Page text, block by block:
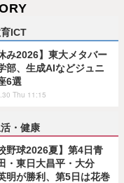
ICT
み2026】東大メタバー
部、生成AIなどジュニ
6選
Thu 11:15
・健康
野球2026夏】第4日青
・東日大昌平・大分
明が勝利、第5日は花巻